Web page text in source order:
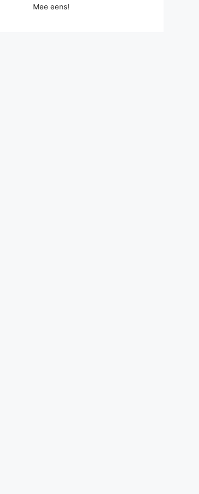
Mee eens!